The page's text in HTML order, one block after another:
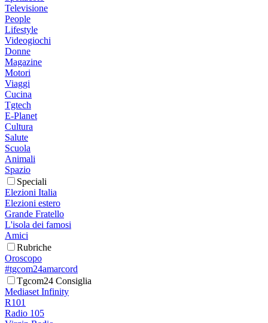
Televisione
People
Lifestyle
Videogiochi
Donne
Magazine
Motori
Viaggi
Cucina
Tgtech
E-Planet
Cultura
Salute
Scuola
Animali
Spazio
Speciali
Elezioni Italia
Elezioni estero
Grande Fratello
L'isola dei famosi
Amici
Rubriche
Oroscopo
#tgcom24amarcord
Tgcom24 Consiglia
Mediaset Infinity
R101
Radio 105